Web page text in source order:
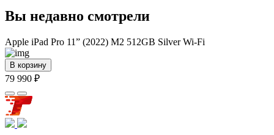
Вы недавно смотрели
Apple iPad Pro 11” (2022) М2 512GB Silver Wi-Fi
В корзину
79 990 ₽